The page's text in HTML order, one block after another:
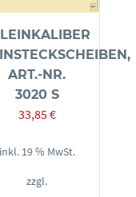
ART.-NR.
3020 S
33,85€
inkl. 19 % MwSt.
zzgl.